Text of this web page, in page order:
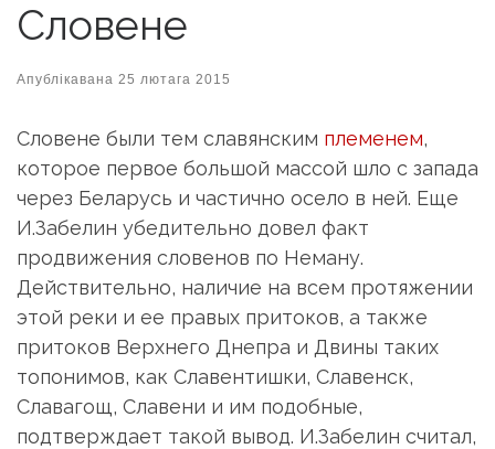
Словене
Апублікавана 25 лютага 2015
Словене были тем славянским племенем,
которое первое большой массой шло с запада
через Беларусь и частично осело в ней. Еще
И.Забелин убедительно довел факт
продвижения словенов по Неману.
Действительно, наличие на всем протяжении
этой реки и ее правых притоков, а также
притоков Верхнего Днепра и Двины таких
топонимов, как Славентишки, Славенск,
Славагощ, Славени и им подобные,
подтверждает такой вывод. И.Забелин считал,